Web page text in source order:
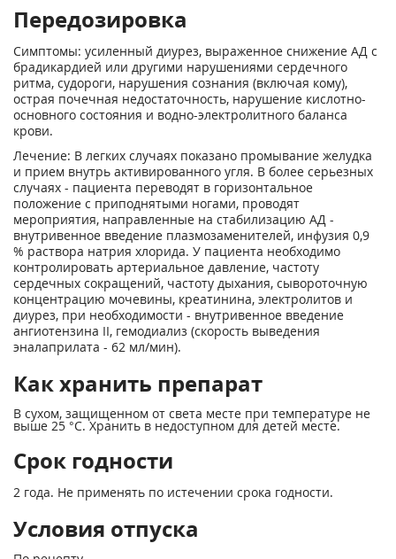
Передозировка
Симптомы: усиленный диурез, выраженное снижение АД с
брадикардией или другими нарушениями сердечного
ритма, судороги, нарушения сознания (включая кому),
острая почечная недостаточность, нарушение кислотно-
основного состояния и водно-электролитного баланса
крови.
Лечение: В легких случаях показано промывание желудка
и прием внутрь активированного угля. В более серьезных
случаях - пациента переводят в горизонтальное
положение с приподнятыми ногами, проводят
мероприятия, направленные на стабилизацию АД -
внутривенное введение плазмозаменителей, инфузия 0,9
% раствора натрия хлорида. У пациента необходимо
контролировать артериальное давление, частоту
сердечных сокращений, частоту дыхания, сывороточную
концентрацию мочевины, креатинина, электролитов и
диурез, при необходимости - внутривенное введение
ангиотензина II, гемодиализ (скорость выведения
эналаприлата - 62 мл/мин).
Как хранить препарат
В сухом, защищенном от света месте при температуре не
выше 25 °С. Хранить в недоступном для детей месте.
Срок годности
2 года. Не применять по истечении срока годности.
Условия отпуска